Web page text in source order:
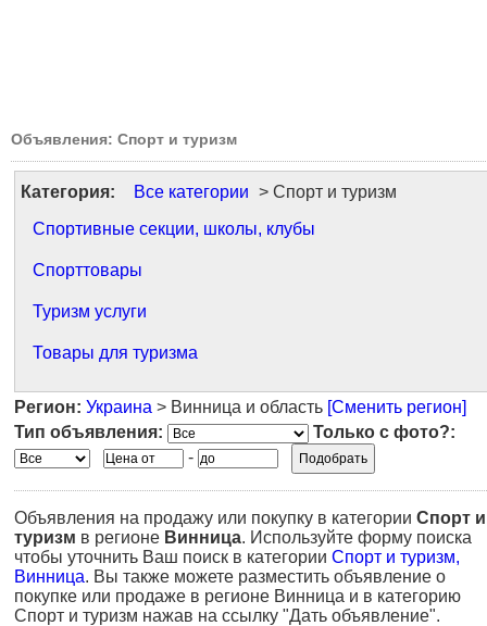
Объявления: Спорт и туризм
Категория: Все категории > Спорт и туризм
Спортивные секции, школы, клубы
Спорттовары
Туризм услуги
Товары для туризма
Регион: Украина > Винница и область [Сменить регион]
Тип объявления:
Только с фото?:
-
Объявления на продажу или покупку в категории Спорт и
туризм в регионе Винница. Используйте форму поиска
чтобы уточнить Ваш поиск в категории Спорт и туризм,
Винница. Вы также можете разместить объявление о
покупке или продаже в регионе Винница и в категорию
Спорт и туризм нажав на ссылку "Дать объявление".